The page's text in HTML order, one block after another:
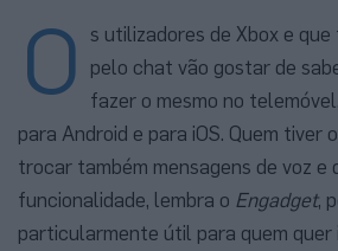
O
s utilizadores de Xbox e
pelo chat vão gostar de
fazer o mesmo no
para Android e para iOS. Quem tiver
trocar também mensagens de voz e
funcionalidade, lembra o Engadget,
particularmente útil para quem quer